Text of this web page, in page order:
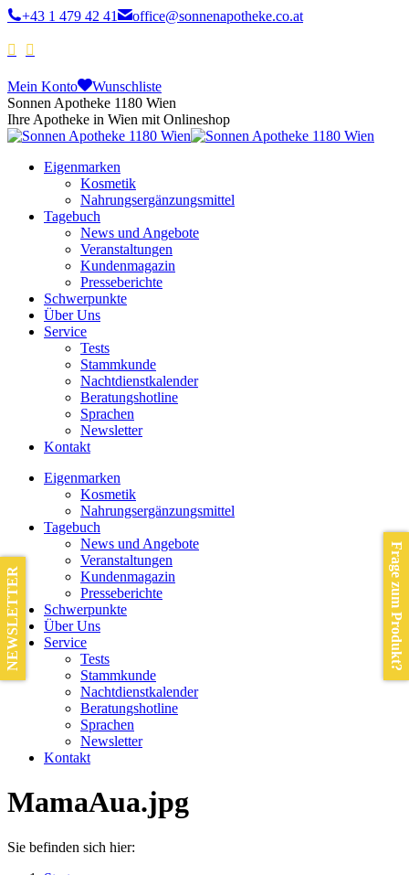
+43 1 479 42 41 office@sonnenapotheke.co.at
Mein Konto
Wunschliste
Sonnen Apotheke 1180 Wien
Ihre Apotheke in Wien mit Onlineshop
Eigenmarken
Kosmetik
Nahrungsergänzungsmittel
Tagebuch
News und Angebote
Veranstaltungen
Kundenmagazin
Presseberichte
Schwerpunkte
Über Uns
Service
Tests
Stammkunde
Nachtdienstkalender
Beratungshotline
Sprachen
Newsletter
Kontakt
Eigenmarken
Kosmetik
Nahrungsergänzungsmittel
Tagebuch
News und Angebote
Veranstaltungen
Kundenmagazin
Presseberichte
Schwerpunkte
Über Uns
Service
Tests
Stammkunde
Nachtdienstkalender
Beratungshotline
Sprachen
Newsletter
Kontakt
MamaAua.jpg
Sie befinden sich hier:
Frage zum Produkt?
NEWSLETTER